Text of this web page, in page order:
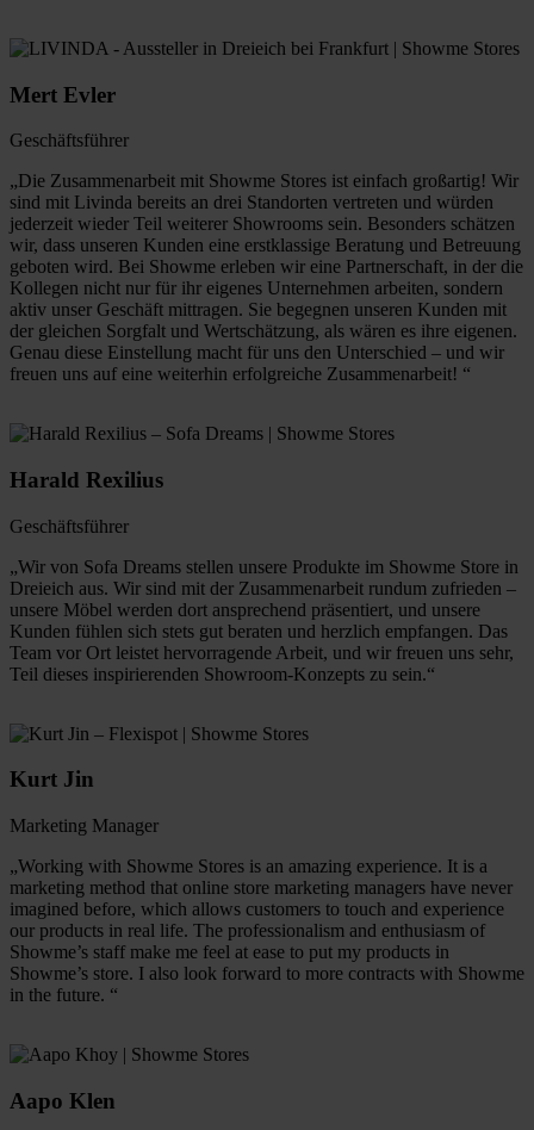
Mert Evler
Geschäftsführer
„Die Zusammenarbeit mit Showme Stores ist einfach großartig! Wir
sind mit Livinda bereits an drei Standorten vertreten und würden
jederzeit wieder Teil weiterer Showrooms sein. Besonders schätzen
wir, dass unseren Kunden eine erstklassige Beratung und Betreuung
geboten wird. Bei Showme erleben wir eine Partnerschaft, in der die
Kollegen nicht nur für ihr eigenes Unternehmen arbeiten, sondern
aktiv unser Geschäft mittragen. Sie begegnen unseren Kunden mit
der gleichen Sorgfalt und Wertschätzung, als wären es ihre eigenen.
Genau diese Einstellung macht für uns den Unterschied – und wir
freuen uns auf eine weiterhin erfolgreiche Zusammenarbeit! “
Harald Rexilius
Geschäftsführer
„Wir von Sofa Dreams stellen unsere Produkte im Showme Store in
Dreieich aus. Wir sind mit der Zusammenarbeit rundum zufrieden –
unsere Möbel werden dort ansprechend präsentiert, und unsere
Kunden fühlen sich stets gut beraten und herzlich empfangen. Das
Team vor Ort leistet hervorragende Arbeit, und wir freuen uns sehr,
Teil dieses inspirierenden Showroom-Konzepts zu sein.“
Kurt Jin
Marketing Manager
„Working with Showme Stores is an amazing experience. It is a
marketing method that online store marketing managers have never
imagined before, which allows customers to touch and experience
our products in real life. The professionalism and enthusiasm of
Showme’s staff make me feel at ease to put my products in
Showme’s store. I also look forward to more contracts with Showme
in the future. “
Aapo Klen